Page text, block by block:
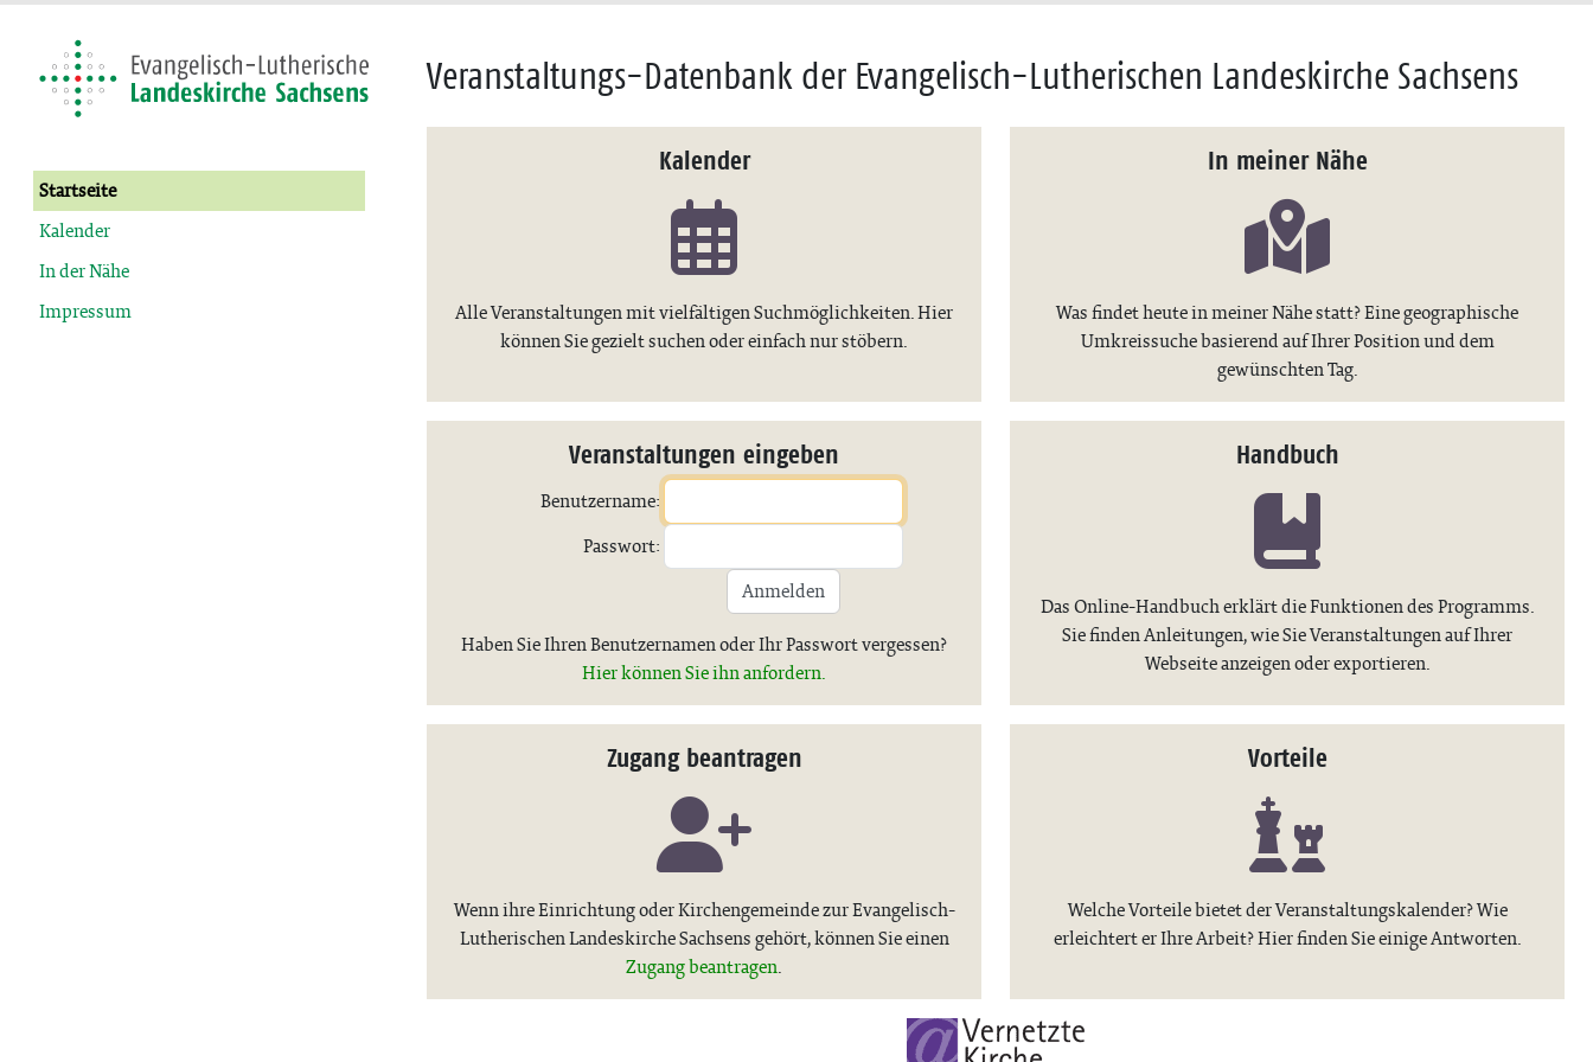
Startseite
Kalender
In der Nähe
Impressum
Veranstaltungs-Datenbank der Evangelisch-Lutherischen Landeskirche Sachsens
Kalender
Alle Veranstaltungen mit vielfältigen Suchmöglichkeiten. Hier
können Sie gezielt suchen oder einfach nur stöbern.
In meiner Nähe
Was findet heute in meiner Nähe statt? Eine geographische
Umkreissuche basierend auf Ihrer Position und dem
gewünschten Tag.
Veranstaltungen eingeben
Benutzername:
Passwort:
Anmelden
Haben Sie Ihren Benutzernamen oder Ihr Passwort vergessen?
Hier können Sie ihn anfordern.
Handbuch
Das Online-Handbuch erklärt die Funktionen des Programms.
Sie finden Anleitungen, wie Sie Veranstaltungen auf Ihrer
Webseite anzeigen oder exportieren.
Zugang beantragen
Wenn ihre Einrichtung oder Kirchengemeinde zur Evangelisch-
Lutherischen Landeskirche Sachsens gehört, können Sie einen
Zugang beantragen.
Vorteile
Welche Vorteile bietet der Veranstaltungskalender? Wie
erleichtert er Ihre Arbeit? Hier finden Sie einige Antworten.